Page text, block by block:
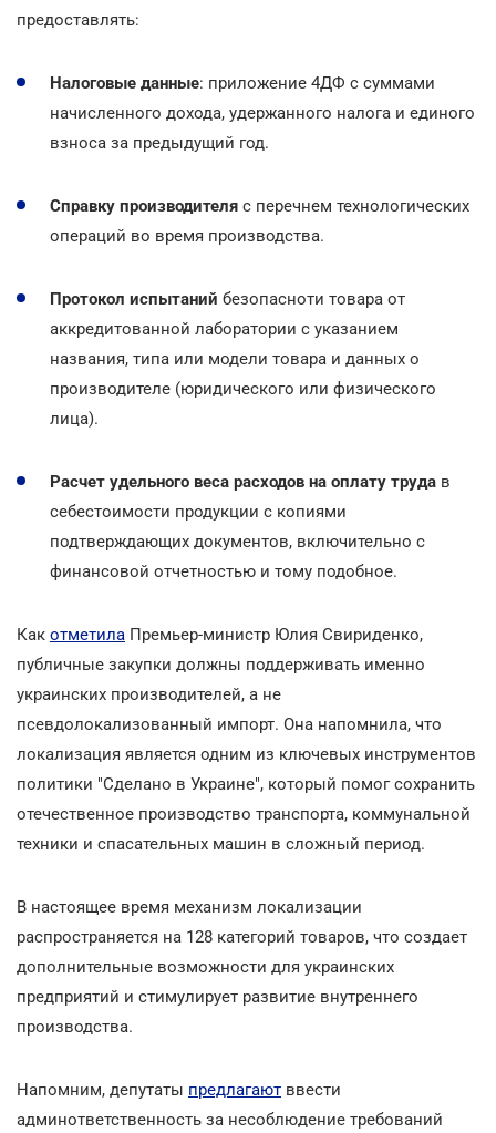
предоставлять:
Налоговые данные: приложение 4ДФ с суммами
начисленного дохода, удержанного налога и единого
взноса за предыдущий год.
Справку производителя с перечнем технологических
операций во время производства.
Протокол испытаний безопасноти товара от
аккредитованной лаборатории с указанием
названия, типа или модели товара и данных о
производителе (юридического или физического
лица).
Расчет удельного веса расходов на оплату труда в
себестоимости продукции с копиями
подтверждающих документов, включительно с
финансовой отчетностью и тому подобное.
Как отметила Премьер-министр Юлия Свириденко,
публичные закупки должны поддерживать именно
украинских производителей, а не
псевдолокализованный импорт. Она напомнила, что
локализация является одним из ключевых инструментов
политики "Сделано в Украине", который помог сохранить
отечественное производство транспорта, коммунальной
техники и спасательных машин в сложный период.
В настоящее время механизм локализации
распространяется на 128 категорий товаров, что создает
дополнительные возможности для украинских
предприятий и стимулирует развитие внутреннего
производства.
Напомним, депутаты предлагают ввести
админответственность за несоблюдение требований